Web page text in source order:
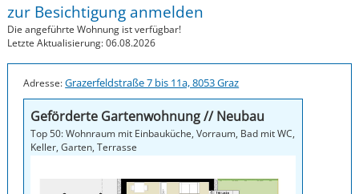
Susi-Sorglos Anlegerwohnungen
Impressum
zur Besichtigung anmelden
Die angeführte Wohnung ist verfügbar!
Letzte Aktualisierung: 06.08.2026
Adresse:Grazerfeldstraße 7 bis 11a, 8053 Graz
Geförderte Gartenwohnung // Neubau
Top 50: Wohnraum mit Einbauküche, Vorraum, Bad mit WC,
Keller, Garten, Terrasse